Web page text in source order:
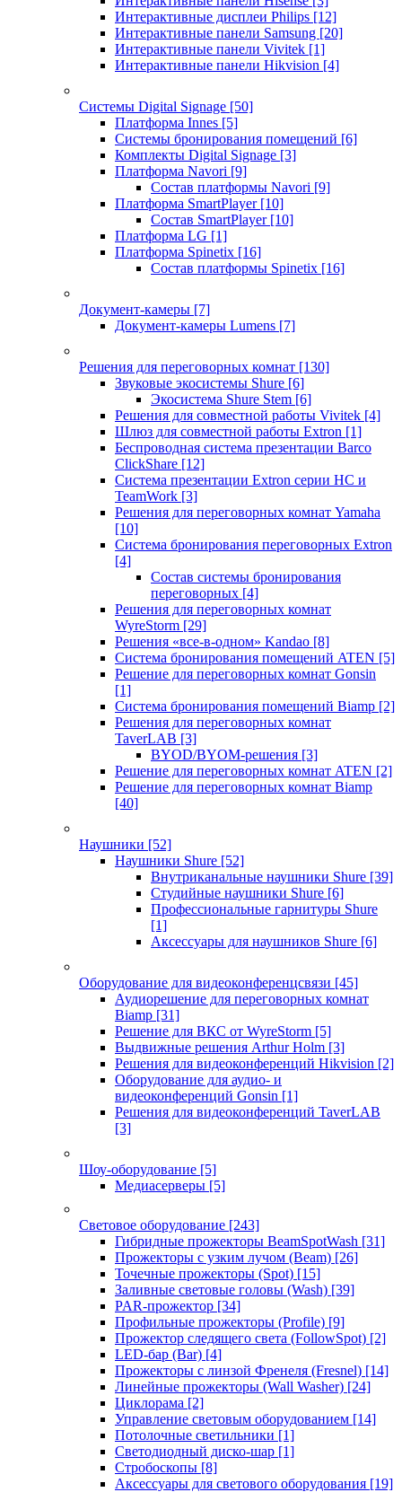
Интерактивные дисплеи Philips [12]
Интерактивные панели Samsung [20]
Интерактивные панели Vivitek [1]
Интерактивные панели Hikvision [4]
Системы Digital Signage [50]
Платформа Innes [5]
Системы бронирования помещений [6]
Комплекты Digital Signage [3]
Платформа Navori [9]
Состав платформы Navori [9]
Платформа SmartPlayer [10]
Состав SmartPlayer [10]
Платформа LG [1]
Платформа Spinetix [16]
Состав платформы Spinetix [16]
Документ-камеры [7]
Документ-камеры Lumens [7]
Решения для переговорных комнат [130]
Звуковые экосистемы Shure [6]
Экосистема Shure Stem [6]
Решения для совместной работы Vivitek [4]
Шлюз для совместной работы Extron [1]
Беспроводная система презентации Barco
ClickShare [12]
Система презентации Extron серии HC и
TeamWork [3]
Решения для переговорных комнат Yamaha
[10]
Система бронирования переговорных Extron
[4]
Состав системы бронирования
переговорных [4]
Решения для переговорных комнат
WyreStorm [29]
Решения «все-в-одном» Kandao [8]
Система бронирования помещений ATEN [5]
Решение для переговорных комнат Gonsin
[1]
Система бронирования помещений Biamp [2]
Решения для переговорных комнат
TaverLAB [3]
BYOD/BYOM-решения [3]
Решение для переговорных комнат ATEN [2]
Решение для переговорных комнат Biamp
[40]
Наушники [52]
Наушники Shure [52]
Внутриканальные наушники Shure [39]
Студийные наушники Shure [6]
Профессиональные гарнитуры Shure
[1]
Аксессуары для наушников Shure [6]
Оборудование для видеоконференцсвязи [45]
Аудиорешение для переговорных комнат
Biamp [31]
Решение для ВКС от WyreStorm [5]
Выдвижные решения Arthur Holm [3]
Решения для видеоконференций Hikvision [2]
Оборудование для аудио- и
видеоконференций Gonsin [1]
Решения для видеоконференций TaverLAB
[3]
Шоу-оборудование [5]
Медиасерверы [5]
Световое оборудование [243]
Гибридные прожекторы BeamSpotWash [31]
Прожекторы с узким лучом (Beam) [26]
Точечные прожекторы (Spot) [15]
Заливные световые головы (Wash) [39]
PAR-прожектор [34]
Профильные прожекторы (Profile) [9]
Прожектор следящего света (FollowSpot) [2]
LED-бар (Bar) [4]
Прожекторы с линзой Френеля (Fresnel) [14]
Линейные прожекторы (Wall Washer) [24]
Циклорама [2]
Управление световым оборудованием [14]
Потолочные светильники [1]
Светодиодный диско-шар [1]
Стробоскопы [8]
Аксессуары для светового оборудования [19]